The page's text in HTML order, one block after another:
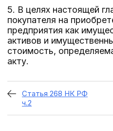
5. В целях настоящей
покупателя на
предприятия как
активов и
стоимость,
акту.
Статья 268 НК РФ
ч.2